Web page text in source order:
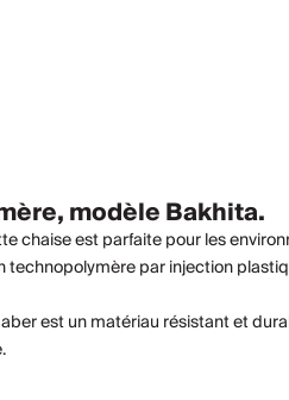
modèle Bakhita.
chaise est parfaite pour les
technopolymère par injection
est un matériau résistant et